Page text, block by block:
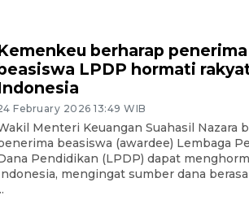
berharap penerima
LPDP hormati
February 2026 13:49 WIB
Menteri Keuangan Suahasil Nazara
beasiswa (awardee) Lembaga
Pendidikan (LPDP) dapat
mengingat sumber dana